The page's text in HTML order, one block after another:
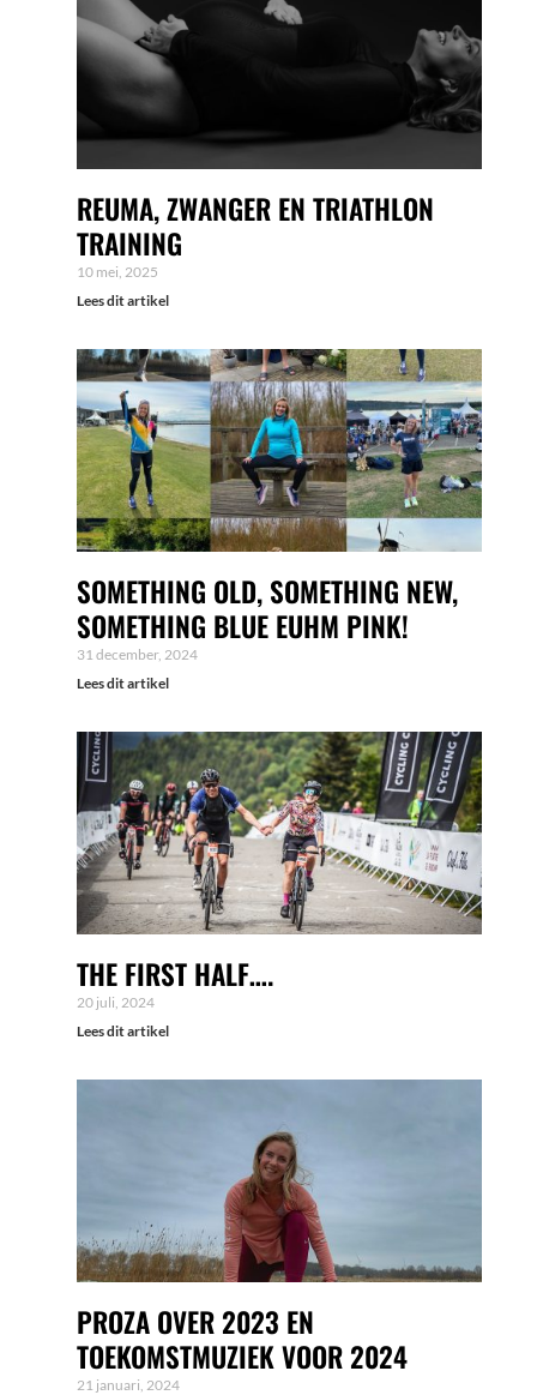
REUMA, ZWANGER EN TRIATHLON
TRAINING
10 mei, 2025
Lees dit artikel
SOMETHING OLD, SOMETHING NEW,
SOMETHING BLUE EUHM PINK!
31 december, 2024
Lees dit artikel
THE FIRST HALF….
20 juli, 2024
Lees dit artikel
PROZA OVER 2023 EN
TOEKOMSTMUZIEK VOOR 2024
21 januari, 2024